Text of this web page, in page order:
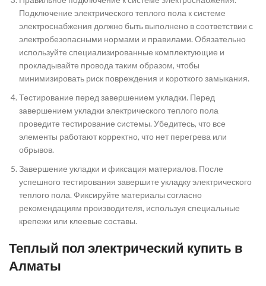
Подключение электрического теплого пола к системе
электроснабжения должно быть выполнено в соответствии с
электробезопасными нормами и правилами. Обязательно
используйте специализированные комплектующие и
прокладывайте провода таким образом, чтобы
минимизировать риск повреждения и короткого замыкания.
Тестирование перед завершением укладки. Перед
завершением укладки электрического теплого пола
проведите тестирование системы. Убедитесь, что все
элементы работают корректно, что нет перегрева или
обрывов.
Завершение укладки и фиксация материалов. После
успешного тестирования завершите укладку электрического
теплого пола. Фиксируйте материалы согласно
рекомендациям производителя, используя специальные
крепежи или клеевые составы.
Теплый пол электрический купить в
Алматы